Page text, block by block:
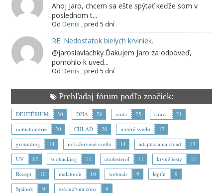
Ahoj Jaro, chcem sa ešte spýtať keďže som v
poslednom t...
Od Denis ,pred 5 dní
RE: Nedostatok bielych krviniek.
@jaroslavlachky Ďakujem Jaro za odpoveď,
pomohlo k uved...
Od Denis ,pred 5 dní
Prehľadaj fórum podľa značiek:
DEUTÉRIUM 30 DHA 26 voda 25 strava
21
mitochondrie
20 CHLAD 20 modré svetlo
17
grounding
14 infračervené svetlo 14 adaptácia na chlad
13
UV
12 biohacking 11 cholesterol 11 krvné testy
11
Recept
10 melatonín 10 webinár 9 leptín
9
Spánok
9 exkluzívna zóna 9